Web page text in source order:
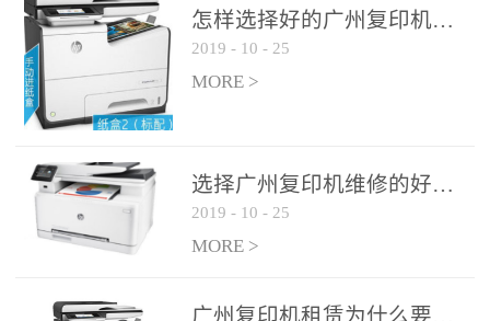
怎样选择好的广州复印机维修公司?
2019 - 10 - 25
MORE >
选择广州复印机维修的好处有哪些?
2019 - 10 - 25
MORE >
广州复印机租赁为什么要选大平台